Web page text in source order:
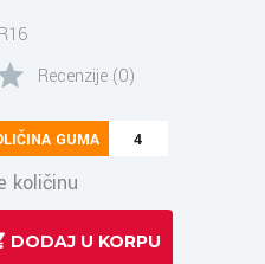
Recenzije (0)
GUMA 4
količinu